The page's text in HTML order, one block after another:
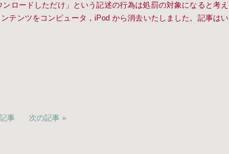
ロードしただけ」という記述の行為は処罰の対象になると考え
テンツをコンピュータ，iPod から消去いたしました。記事はい
事 次の記事